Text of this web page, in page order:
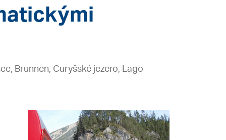
Brunnen, Curyšské jezero, Lago